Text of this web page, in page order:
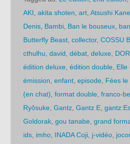
AKI ,akita shoten ,art ,Atsushi
Denis Bambi Ban le bouseux
Butterfly Beast ,collector,COSSU
cthulhu ,david ,débat ,deluxe
édition deluxe ,édition double Elle
émission ,enfant ,episode Fées
(en chat) ,format double ,franco-
Ryôsuke ,Gantz ,Gantz E ,
Goldorak ,gou tanabe ,grand
ids imho INADA Coji j-vidéo